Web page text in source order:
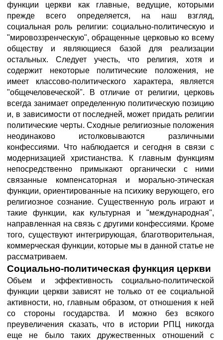
функции церкви как главные, ведущие, которыми
прежде всего определяется, на наш взгляд,
социальная роль религии: социально-политическую и
"мировоззренческую", обращенные церковью ко всему
обществу и являющиеся базой для реализации
остальных. Следует учесть, что религия, хотя и
содержит некоторые политические положения, не
имеет классово-политического характера, является
"общечеловеческой". В отличие от религии, церковь
всегда занимает определенную политическую позицию
и, в зависимости от последней, может придать религии
политические черты. Сходные религиозные положения
неодинаково истолковываются различными
конфессиями. Что наблюдается и сегодня в связи с
модернизацией христианства. К главным функциям
непосредственно примыкают органически с ними
связанные компенсаторная и морально-этическая
функции, ориентированные на психику верующего, его
религиозное сознание. Существенную роль играют и
такие функции, как культурная и "международная",
направленная на связь с другими конфессиями. Кроме
того, существуют интегрирующая, благотворительная,
коммерческая функции, которые мы в данной статье не
рассматриваем.
Социально-политическая функция церкви
Объем и эффективность социально-политической
функции церкви зависят не только от ее социальной
активности, но, главным образом, от отношения к ней
со стороны государства. И можно без всякого
преувеличения сказать, что в истории РПЦ никогда
еще не было таких дружественных отношений с